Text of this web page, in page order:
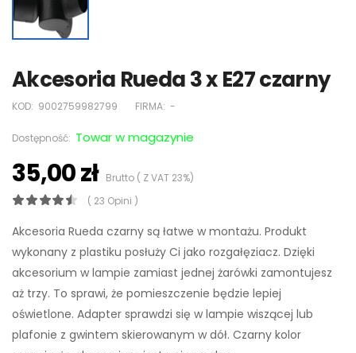
Akcesoria Rueda 3 x E27 czarny
KOD: 9002759982799 FIRMA: -
Dostępność: Towar w magazynie
35,00 złBrutto ( Z VAT 23%)
( 23 Opini )
Akcesoria Rueda czarny są łatwe w montażu. Produkt
wykonany z plastiku posłuży Ci jako rozgałęziacz. Dzięki
akcesorium w lampie zamiast jednej żarówki zamontujesz
aż trzy. To sprawi, że pomieszczenie będzie lepiej
oświetlone. Adapter sprawdzi się w lampie wiszącej lub
plafonie z gwintem skierowanym w dół. Czarny kolor